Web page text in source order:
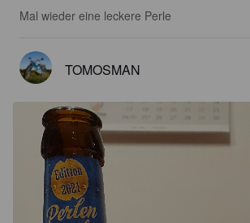
Mal wieder eine leckere Perle
TOMOSMAN